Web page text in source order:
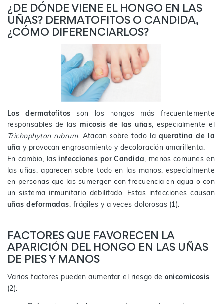
¿DE DÓNDE VIENE EL HONGO EN LAS
UÑAS? DERMATOFITOS O CANDIDA,
¿CÓMO DIFERENCIARLOS?
Los dermatofitos son los hongos más frecuentemente
responsables de las micosis de las uñas , especialmente el
Trichophyton rubrum. Atacan sobre todo laqueratina de la
uña y provocan engrosamiento y decoloración amarillenta.
En cambio, lasinfecciones por Candida , menos comunes en
las uñas, aparecen sobre todo en las manos, especialmente
en personas que las sumergen con frecuencia en agua o con
un sistema inmunitario debilitado. Estas infecciones causan
uñas deformadas , frágiles y a veces dolorosas (1).
FACTORES QUE FAVORECEN LA
APARICIÓN DEL HONGO EN LAS UÑAS
DE PIES Y MANOS
Varios factores pueden aumentar el riesgo deonicomicosis
(2):